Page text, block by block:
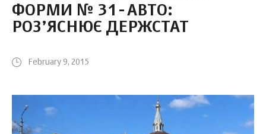
ФОРМИ № 31-АВТО:
РОЗ’ЯСНЮЄ ДЕРЖСТАТ
February 9, 2015